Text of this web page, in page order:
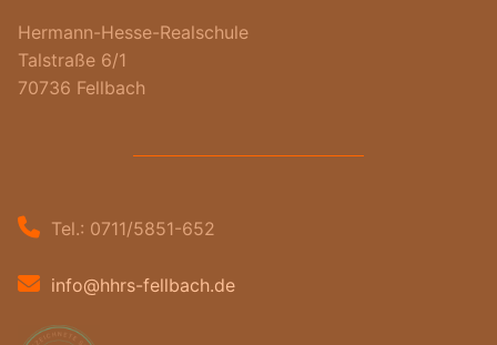
Hermann-Hesse-Realschule
Talstraße 6/1
70736 Fellbach
Tel.: 0711/5851-652
info@hhrs-fellbach.de